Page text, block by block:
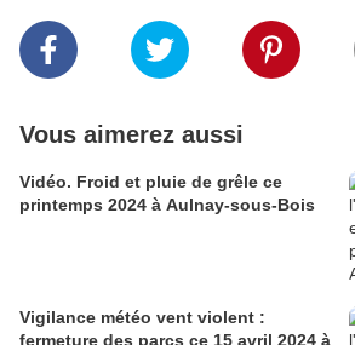
Vous aimerez aussi
Vidéo. Froid et pluie de grêle ce
printemps 2024 à Aulnay-sous-Bois
Vigilance météo vent violent :
fermeture des parcs ce 15 avril 2024 à